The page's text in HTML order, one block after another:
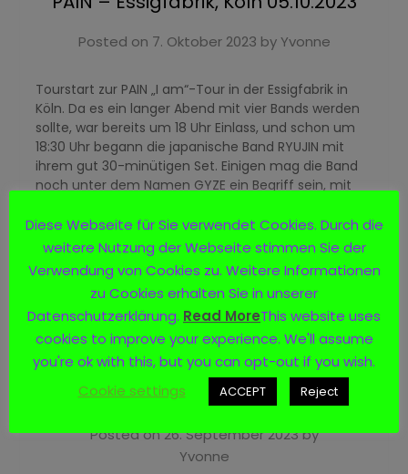
Posted on 7. Oktober 2023 byYvonne
Tourstart zur PAIN „I am“-Tour in der Essigfabrik in
Köln. Da es ein langer Abend mit vier Bands werden
sollte, war bereits um 18 Uhr Einlass, und schon um
18:30 Uhr begann die japanische Band RYUJIN mit
ihrem gut 30-minütigen Set. Einigen mag die Band
noch unter dem Namen GYZE ein Begriff sein, mit
waren. …
Read more
AVATAR – „The Great Metal Circus“–
Europartour 2024
Posted on26. September 2023by
Yvonne
Diese Webseite für Sie verwendet Cookies. Durch die
weitere Nutzung der Webseite stimmen Sie der
Verwendung von Cookies zu. Weitere Informationen
zu Cookies erhalten Sie in unserer
Datenschutzerklärung. Read MoreThis website uses
cookies to improve your experience. We'll assume
you're ok with this, but you can opt-out if you wish.
Cookie settings
ACCEPT Reject